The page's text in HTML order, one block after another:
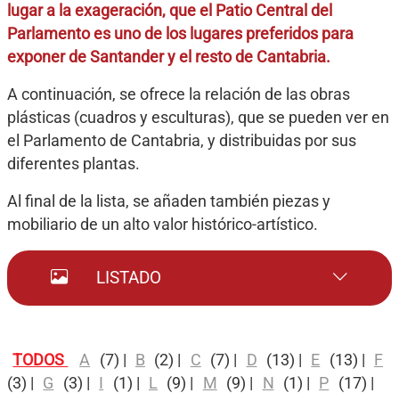
lugar a la exageración, que el Patio Central del
Parlamento es uno de los lugares preferidos para
exponer de Santander y el resto de Cantabria.
A continuación, se ofrece la relación de las obras
plásticas (cuadros y esculturas), que se pueden ver en
el Parlamento de Cantabria, y distribuidas por sus
diferentes plantas.
Al final de la lista, se añaden también piezas y
mobiliario de un alto valor histórico-artístico.
LISTADO
TODOS A (7) | B (2) | C (7) | D (13) | E (13) | F
(3) | G (3) | I (1) | L (9) | M (9) | N (1) | P (17) |